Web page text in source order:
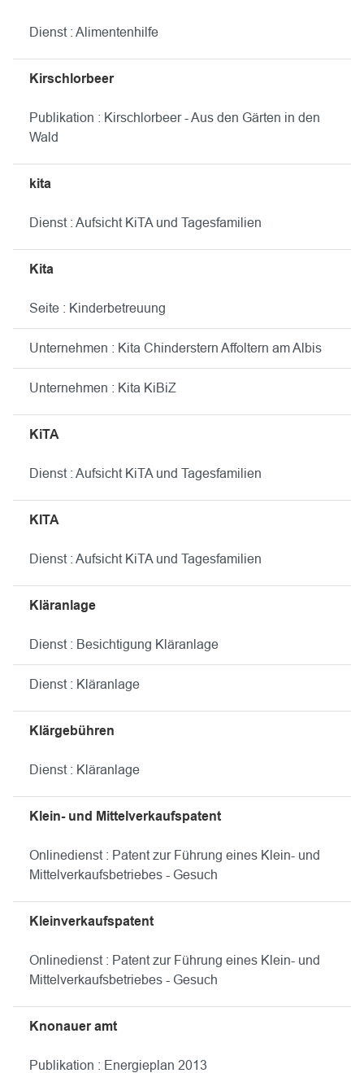
Dienst : Alimentenhilfe
Kirschlorbeer
Publikation : Kirschlorbeer - Aus den Gärten in den
Wald
kita
Dienst : Aufsicht KiTA und Tagesfamilien
Kita
Seite : Kinderbetreuung
Unternehmen : Kita Chinderstern Affoltern am Albis
Unternehmen : Kita KiBiZ
KiTA
Dienst : Aufsicht KiTA und Tagesfamilien
KITA
Dienst : Aufsicht KiTA und Tagesfamilien
Kläranlage
Dienst : Besichtigung Kläranlage
Dienst : Kläranlage
Klärgebühren
Dienst : Kläranlage
Klein- und Mittelverkaufspatent
Onlinedienst : Patent zur Führung eines Klein- und
Mittelverkaufsbetriebes - Gesuch
Kleinverkaufspatent
Onlinedienst : Patent zur Führung eines Klein- und
Mittelverkaufsbetriebes - Gesuch
Knonauer amt
Publikation : Energieplan 2013